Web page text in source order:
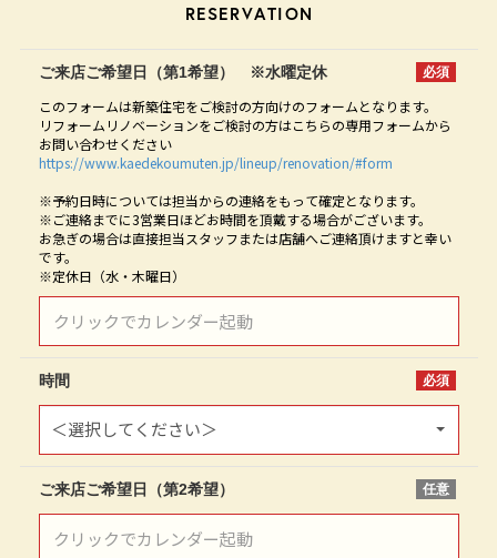
RESERVATION